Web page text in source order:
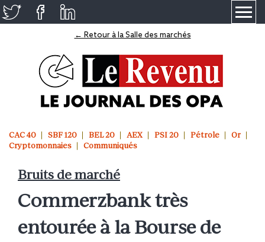
← Retour à la Salle des marchés
CAC 40 SBF 120 BEL 20 AEX PSI 20 Pétrole
Or
Cryptomonnaies
Communiqués
Bruits de marché
Commerzbank très
entourée à la Bourse de